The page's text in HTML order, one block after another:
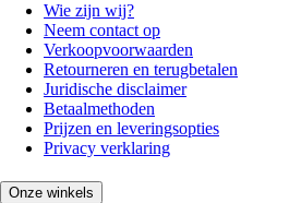
Wie zijn wij?
Neem contact op
Verkoopvoorwaarden
Retourneren en terugbetalen
Juridische disclaimer
Betaalmethoden
Prijzen en leveringsopties
Privacy verklaring
Onze winkels